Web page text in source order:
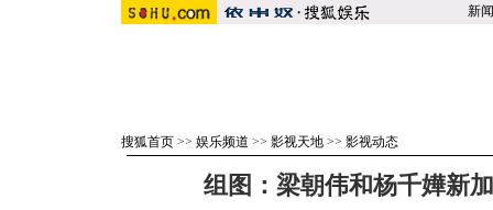
新闻
搜狐首页 >> 娱乐频道 >> 影视天地 >> 影视动态
组图：梁朝伟和杨千嬅新